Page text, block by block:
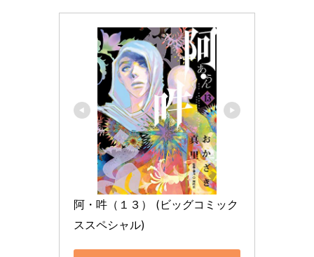
阿・吽（１３） (ビッグコミック
ススペシャル)